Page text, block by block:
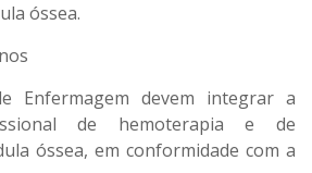
óssea.
Enfermagem devem integrar a
de hemoterapia e de
óssea, em conformidade com a